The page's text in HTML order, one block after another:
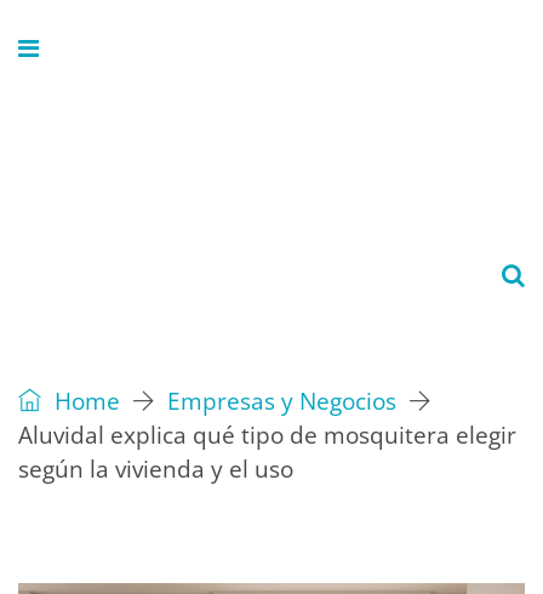
Home
Empresas y Negocios
Aluvidal explica qué tipo de mosquitera elegir
según la vivienda y el uso